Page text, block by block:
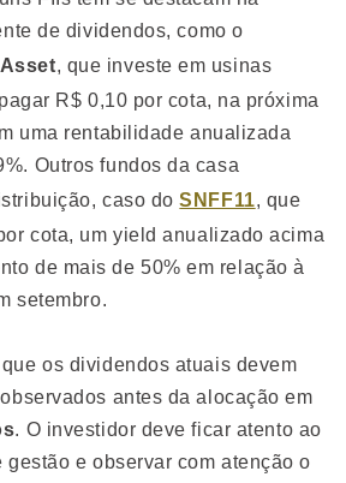
de dividendos, como o
, que investe em usinas
R$ 0,10 por cota, na próxima
uma rentabilidade anualizada
Outros fundos da casa
caso doSNFF11, que
cota, um yield anualizado acima
de mais de 50% em relação à
setembro.
os dividendos atuais devem
antes da alocação em
. O investidor deve ficar atento ao
e observar com atenção o